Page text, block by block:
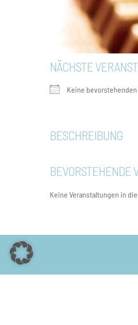
NÄCHSTE
Keine
BESCHREIBUNG
BEVORSTEHENDE
Keine Veranstaltungen in